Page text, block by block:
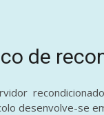
de
desenvolve-se